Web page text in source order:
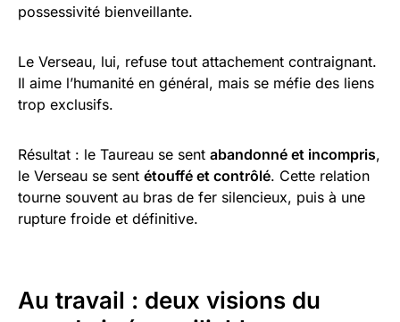
possessivité bienveillante.
Le Verseau, lui, refuse tout attachement contraignant.
Il aime l’humanité en général, mais se méfie des liens
trop exclusifs.
Résultat : le Taureau se sent abandonné et incompris,
le Verseau se sent étouffé et contrôlé. Cette relation
tourne souvent au bras de fer silencieux, puis à une
rupture froide et définitive.
Au travail : deux visions du